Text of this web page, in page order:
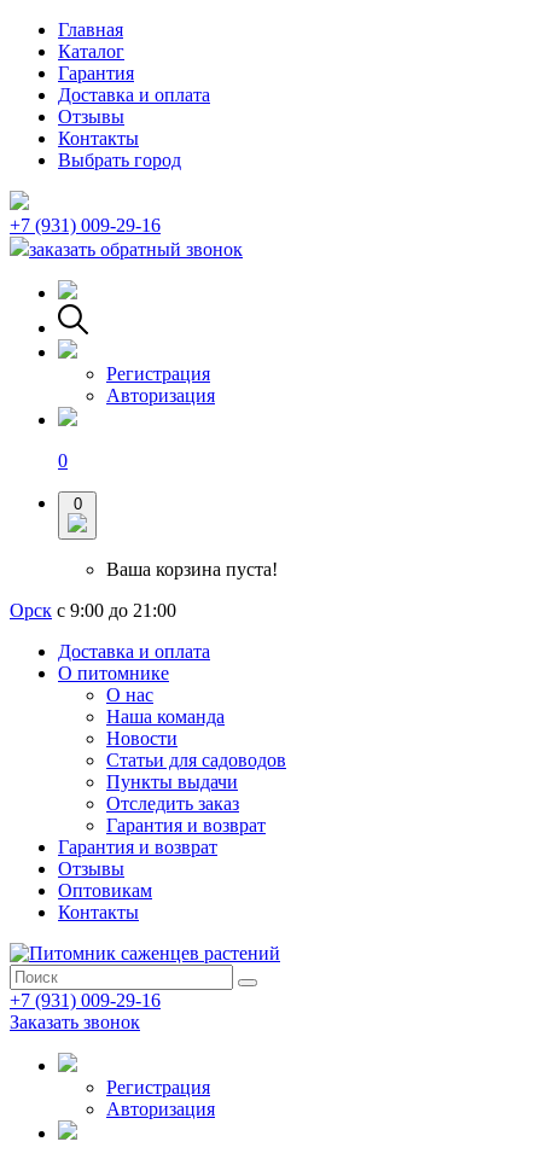
Главная
Каталог
Гарантия
Доставка и оплата
Отзывы
Контакты
Выбрать город
+7 (931) 009-29-16
заказать обратный звонок
Регистрация
Авторизация
0
0
Ваша корзина пуста!
Орск с 9:00 до 21:00
Доставка и оплата
О питомнике
О нас
Наша команда
Новости
Статьи для садоводов
Пункты выдачи
Отследить заказ
Гарантия и возврат
Гарантия и возврат
Отзывы
Оптовикам
Контакты
+7 (931) 009-29-16
Заказать звонок
Регистрация
Авторизация